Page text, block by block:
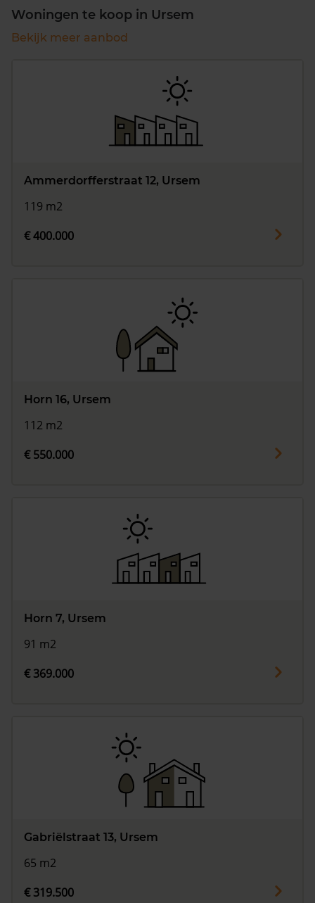
Woningen te koop in Ursem
Bekijk meer aanbod
Ammerdorfferstraat 12, Ursem
119 m2
€ 400.000
Horn 16, Ursem
112 m2
€ 550.000
Horn 7, Ursem
91 m2
€ 369.000
Gabriëlstraat 13, Ursem
65 m2
€ 319.500